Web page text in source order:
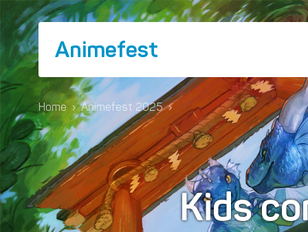
Animefest
Home › Animefest 2025 ›
Kids